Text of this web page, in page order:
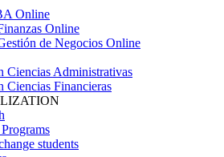
Online
Online
de Negocios Online
Ciencias Administrativas
Ciencias Financieras
students